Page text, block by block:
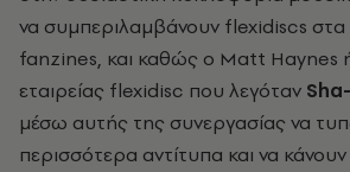
να συμπεριλαμβάνουν flexidiscs στα
fanzines, και καθώς ο Matt Haynes
εταιρείας flexidisc που λεγόταν
μέσω αυτής της συνεργασίας να
περισσότερα αντίτυπα και να